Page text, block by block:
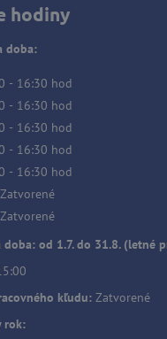
hodiny
doba:
- 16:30 hod
- 16:30 hod
- 16:30 hod
- 16:30 hod
- 16:30 hod
Zatvorené
Zatvorené
doba: od 1.7. do 31.8. (letné
kľudu: Zatvorené
rok: